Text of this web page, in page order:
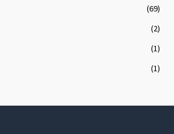
(69)
(2)
(1)
(1)